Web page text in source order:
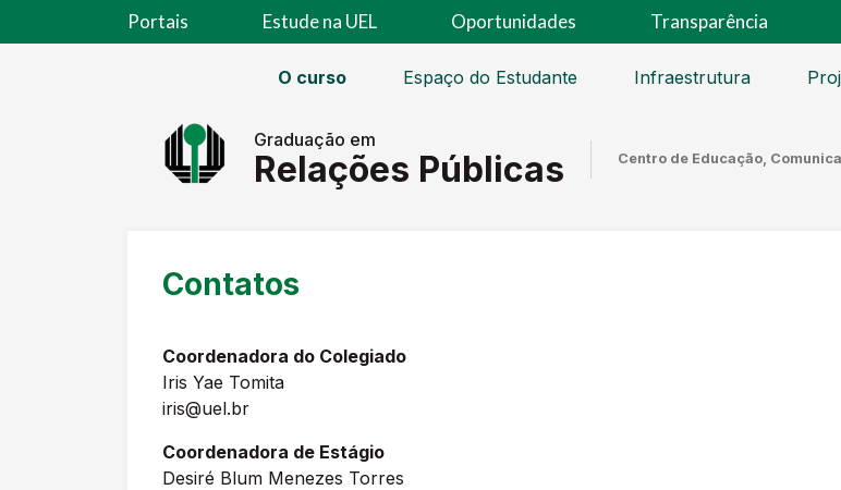
Portais Estude na UEL Oportunidades Transparência
O curso Espaço do Estudante Infraestrutura
Graduação em
Relações Públicas Centro de Educação,
Contatos
Coordenadora do Colegiado
Iris Yae Tomita
iris@uel.br
Coordenadora de Estágio
Desiré Blum Menezes Torres